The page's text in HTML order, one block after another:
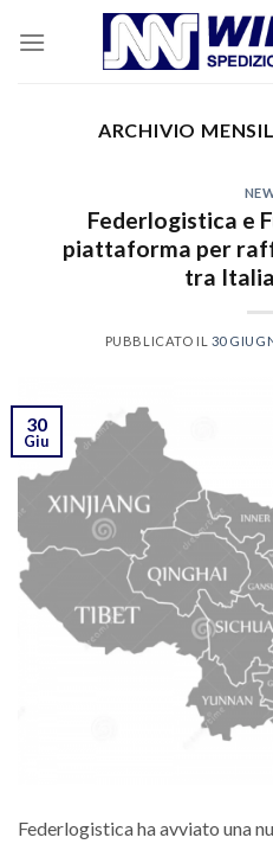
ARCHIVIO
Federlogistica e
piattaforma per
tra
PUBBLICATO IL 30
30
Giu
Federlogistica ha avviato una